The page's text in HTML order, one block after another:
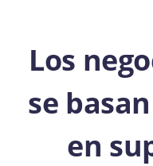
Los
se
en